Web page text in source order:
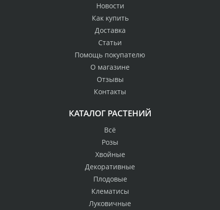
Новости
Как купить
Доставка
Статьи
Помощь покупателю
О магазине
Отзывы
Контакты
КАТАЛОГ РАСТЕНИЙ
Всё
Розы
Хвойные
Декоративные
Плодовые
Клематисы
Луковичные